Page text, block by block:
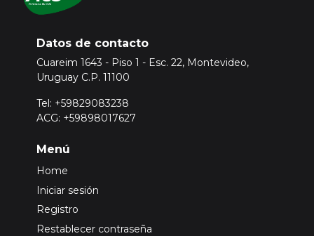
Datos de contacto
Cuareim 1643 - Piso 1 - Esc. 22, Montevideo,
Uruguay C.P. 11100
Tel: +59829083238
ACG: +59898017627
Menú
Home
Iniciar sesión
Registro
Restablecer contraseña